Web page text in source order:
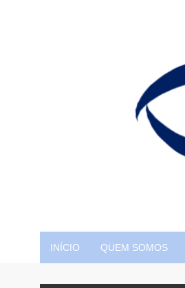
INÍCIO QUEM SOMOS